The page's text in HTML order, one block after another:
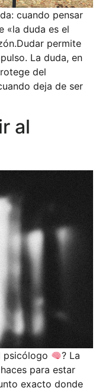
cuando pensar
«la duda es el
permite
La duda, en
del
deja de ser
al
psicólogo
? La
para estar
exacto donde